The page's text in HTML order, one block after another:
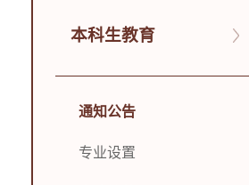
本科生教育
通知公告
专业设置